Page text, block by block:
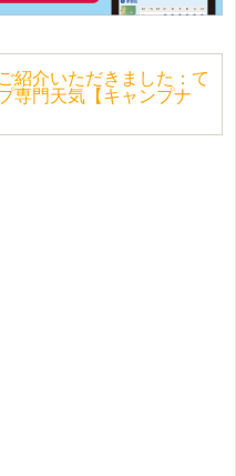
紹介いただきました：て
専門天気【キャンプナ